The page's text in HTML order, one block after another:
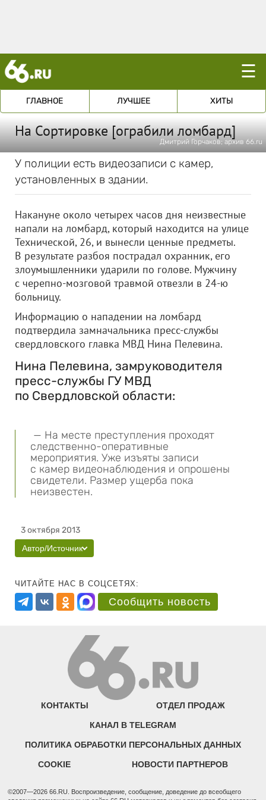
☰
ГЛАВНОЕ ЛУЧШЕЕ ХИТЫ
На Сортировке [ограбили ломбард]
Дмитрий Горчаков; архив 66.ru
У полиции есть видеозаписи с камер,
установленных в здании.
Накануне около четырех часов дня неизвестные
напали на ломбард, который находится на улице
Технической, 26, и вынесли ценные предметы.
В результате разбоя пострадал охранник, его
злоумышленники ударили по голове. Мужчину
с черепно-мозговой травмой отвезли в 24-ю
больницу.
Информацию о нападении на ломбард
подтвердила замначальника пресс-службы
свердловского главка МВД Нина Пелевина.
Нина Пелевина, замруководителя
пресс-службы ГУ МВД
по Свердловской области:
— На месте преступления проходят
следственно-оперативные
мероприятия. Уже изъяты записи
с камер видеонаблюдения и опрошены
свидетели. Размер ущерба пока
неизвестен.
3 октября 2013
Автор/Источник
ЧИТАЙТЕ НАС В СОЦСЕТЯХ:
Сообщить новость
КОНТАКТЫ ОТДЕЛ ПРОДАЖ
КАНАЛ В TELEGRAM
ПОЛИТИКА ОБРАБОТКИ ПЕРСОНАЛЬНЫХ ДАННЫХ
COOKIE НОВОСТИ ПАРТНЕРОВ
©2007—2026 66.RU. Воспроизведение, сообщение, доведение до всеобщего